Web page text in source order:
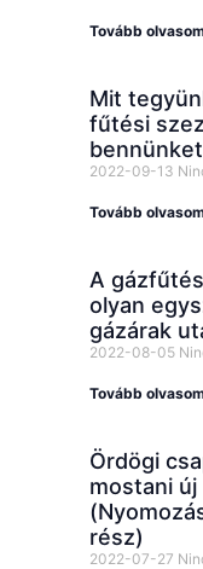
Tovább
Mit
fűtési
2022-09-13
Tovább
A
olyan
gázárak
2022-08-05
Tovább
Ördögi
mostani új
rész)
2022-07-27